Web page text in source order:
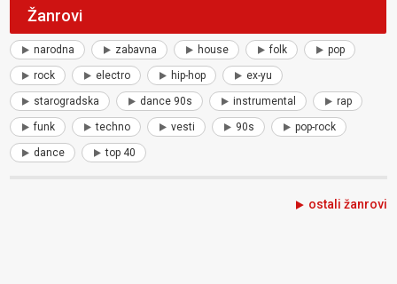
Žanrovi
narodna zabavna house folk pop
rock electro hip-hop ex-yu
starogradska dance 90s instrumental rap
funk techno vesti 90s pop-rock
dance top 40
ostali žanrovi